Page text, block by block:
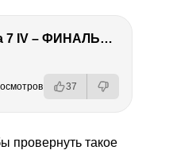
Sony Alpha 7 IV – ФИНАЛЬНЫЙ ОБЗОР
37
провернуть такое